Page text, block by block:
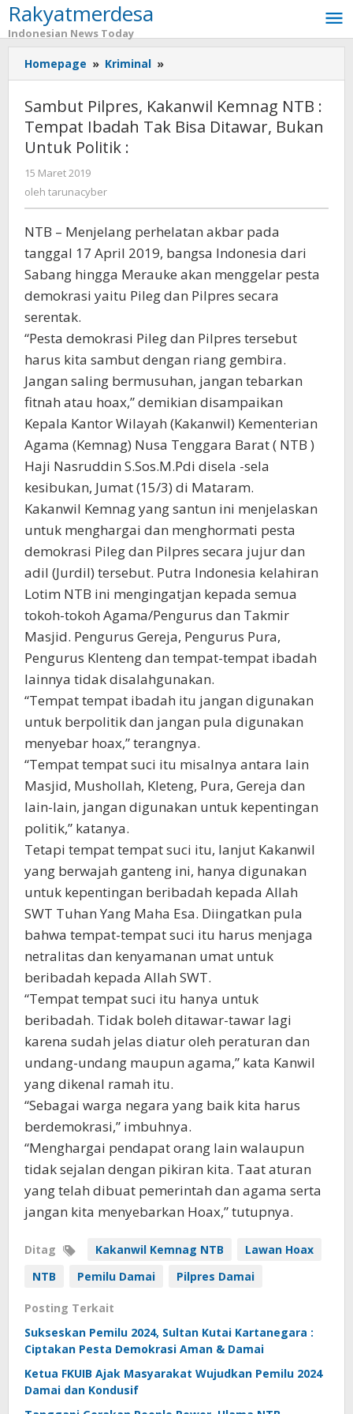
Lewati
ke
konten
Rakyatmerdesa
Indonesian News Today
Homepage » Kriminal »
Pilpres,
Kakanwil
Kemnag
NTB
Bisa
Ditawar,
Bukan
Untuk
Politik
:
Sambut Pilpres, Kakanwil Kemnag NTB :
Tempat Ibadah Tak Bisa Ditawar, Bukan
Untuk Politik :
15 Maret 2019
tarunacyber
oleh tarunacyber
NTB – Menjelang perhelatan akbar pada
tanggal 17 April 2019, bangsa Indonesia dari
Sabang hingga Merauke akan menggelar pesta
demokrasi yaitu Pileg dan Pilpres secara
serentak.
“Pesta demokrasi Pileg dan Pilpres tersebut
harus kita sambut dengan riang gembira.
Jangan saling bermusuhan, jangan tebarkan
fitnah atau hoax,” demikian disampaikan
Kepala Kantor Wilayah (Kakanwil) Kementerian
Agama (Kemnag) Nusa Tenggara Barat ( NTB )
Haji Nasruddin S.Sos.M.Pdi disela -sela
kesibukan, Jumat (15/3) di Mataram.
Kakanwil Kemnag yang santun ini menjelaskan
untuk menghargai dan menghormati pesta
demokrasi Pileg dan Pilpres secara jujur dan
adil (Jurdil) tersebut. Putra Indonesia kelahiran
Lotim NTB ini mengingatjan kepada semua
tokoh-tokoh Agama/Pengurus dan Takmir
Masjid. Pengurus Gereja, Pengurus Pura,
Pengurus Klenteng dan tempat-tempat ibadah
lainnya tidak disalahgunakan.
“Tempat tempat ibadah itu jangan digunakan
untuk berpolitik dan jangan pula digunakan
menyebar hoax,” terangnya.
“Tempat tempat suci itu misalnya antara lain
Masjid, Mushollah, Kleteng, Pura, Gereja dan
lain-lain, jangan digunakan untuk kepentingan
politik,” katanya.
Tetapi tempat tempat suci itu, lanjut Kakanwil
yang berwajah ganteng ini, hanya digunakan
untuk kepentingan beribadah kepada Allah
SWT Tuhan Yang Maha Esa. Diingatkan pula
bahwa tempat-tempat suci itu harus menjaga
netralitas dan kenyamanan umat untuk
beribadah kepada Allah SWT.
“Tempat tempat suci itu hanya untuk
beribadah. Tidak boleh ditawar-tawar lagi
karena sudah jelas diatur oleh peraturan dan
undang-undang maupun agama,” kata Kanwil
yang dikenal ramah itu.
“Sebagai warga negara yang baik kita harus
berdemokrasi,” imbuhnya.
“Menghargai pendapat orang lain walaupun
tidak sejalan dengan pikiran kita. Taat aturan
yang telah dibuat pemerintah dan agama serta
jangan kita menyebarkan Hoax,” tutupnya.
Ditag Kakanwil Kemnag NTB
Lawan Hoax
NTB
Pemilu Damai Pilpres Damai
Posting Terkait
Sukseskan Pemilu 2024, Sultan Kutai Kartanegara :
Ciptakan Pesta Demokrasi Aman & Damai
Ketua FKUIB Ajak Masyarakat Wujudkan Pemilu 2024
Damai dan Kondusif